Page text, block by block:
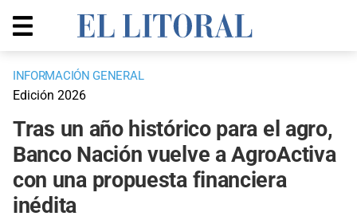
INFORMACIÓN GENERAL
Edición 2026
Tras un año histórico para el agro,
Banco Nación vuelve a AgroActiva
con una propuesta financiera
inédita